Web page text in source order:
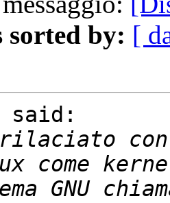
sorted by: [
said:
con
GNU